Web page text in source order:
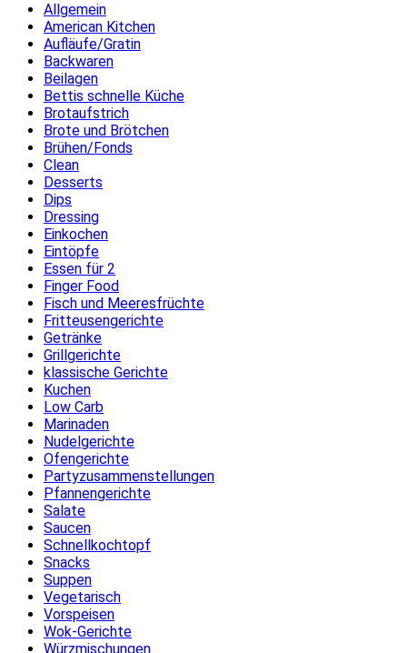
Allgemein
American Kitchen
Aufläufe/Gratin
Backwaren
Beilagen
Bettis schnelle Küche
Brotaufstrich
Brote und Brötchen
Brühen/Fonds
Clean
Desserts
Dips
Dressing
Einkochen
Eintöpfe
Essen für 2
Finger Food
Fisch und Meeresfrüchte
Fritteusengerichte
Getränke
Grillgerichte
klassische Gerichte
Kuchen
Low Carb
Marinaden
Nudelgerichte
Ofengerichte
Partyzusammenstellungen
Pfannengerichte
Salate
Saucen
Schnellkochtopf
Snacks
Suppen
Vegetarisch
Vorspeisen
Wok-Gerichte
Würzmischungen